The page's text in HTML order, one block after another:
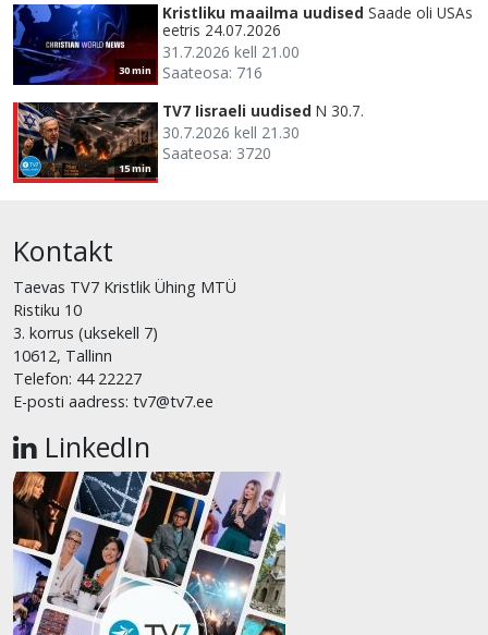
30 min
Kristliku maailma uudised Saade oli USAs
eetris 24.07.2026
31.7.2026 kell 21.00
Saateosa: 716
15 min
TV7 Iisraeli uudised N 30.7.
30.7.2026 kell 21.30
Saateosa: 3720
Kontakt
Taevas TV7 Kristlik Ühing MTÜ
Ristiku 10
3. korrus (uksekell 7)
10612, Tallinn
Telefon: 44 22227
E-posti aadress: tv7@tv7.ee
LinkedIn